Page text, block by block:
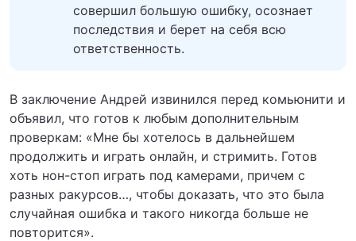
совершил большую ошибку, осознает
последствия и берет на себя всю
ответственность.
В заключение Андрей извинился перед комьюнити и
объявил, что готов к любым дополнительным
проверкам: «Мне бы хотелось в дальнейшем
продолжить и играть онлайн, и стримить. Готов
хоть нон-стоп играть под камерами, причем с
разных ракурсов…, чтобы доказать, что это была
случайная ошибка и такого никогда больше не
повторится».